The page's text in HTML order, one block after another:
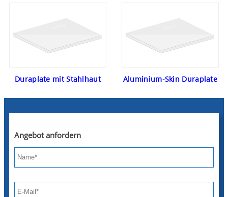
Duraplate mit Stahlhaut Aluminium-Skin Duraplate
Angebot anfordern